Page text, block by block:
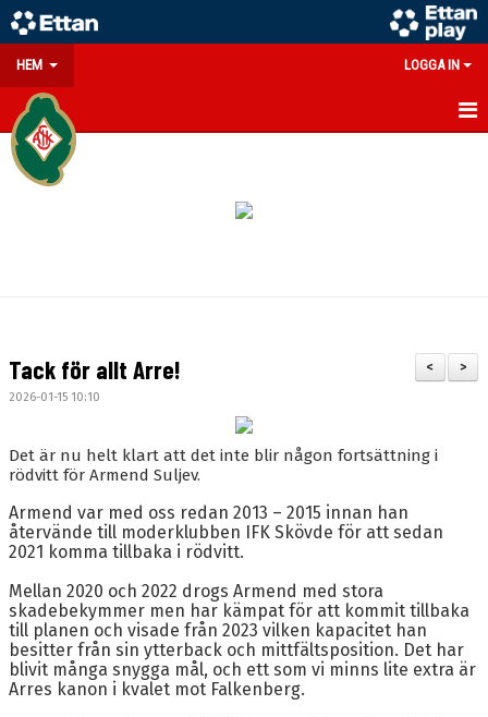
HEM LOGGA IN
GÅ PÅ MATCH
DOKUMENT
KALENDER
VÅRA LAG/TRÄNARE
GAMLA AIK
>
<
Tack för allt Arre!
2026-01-15 10:10
Det är nu helt klart att det inte blir någon fortsättning i
rödvitt för Armend Suljev.
Armend var med oss redan 2013 – 2015 innan han
återvände till moderklubben IFK Skövde för att sedan
2021 komma tillbaka i rödvitt.
Mellan 2020 och 2022 drogs Armend med stora
skadebekymmer men har kämpat för att kommit tillbaka
till planen och visade från 2023 vilken kapacitet han
besitter från sin ytterback och mittfältsposition. Det har
blivit många snygga mål, och ett som vi minns lite extra är
Arres kanon i kvalet mot Falkenberg.